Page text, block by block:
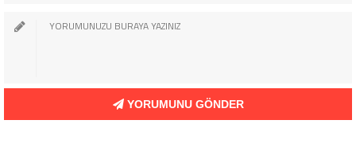
YORUMUNU GÖNDER